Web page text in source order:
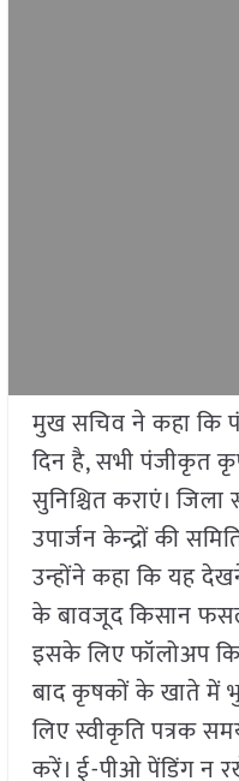
मुख सचिव ने कहा कि
दिन है, सभी पंजीकृत
सुनिश्चित कराएं।
उपार्जन केन्द्रों की
उन्होंने कहा कि यह
के बावजूद किसान
इसके लिए फॉलोअप
बाद कृषकों के खाते में
लिए स्वीकृति पत्रक
करें। ई-पीओ पेंडिंग न